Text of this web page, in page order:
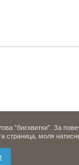
"бисквитки". За
страница, моля